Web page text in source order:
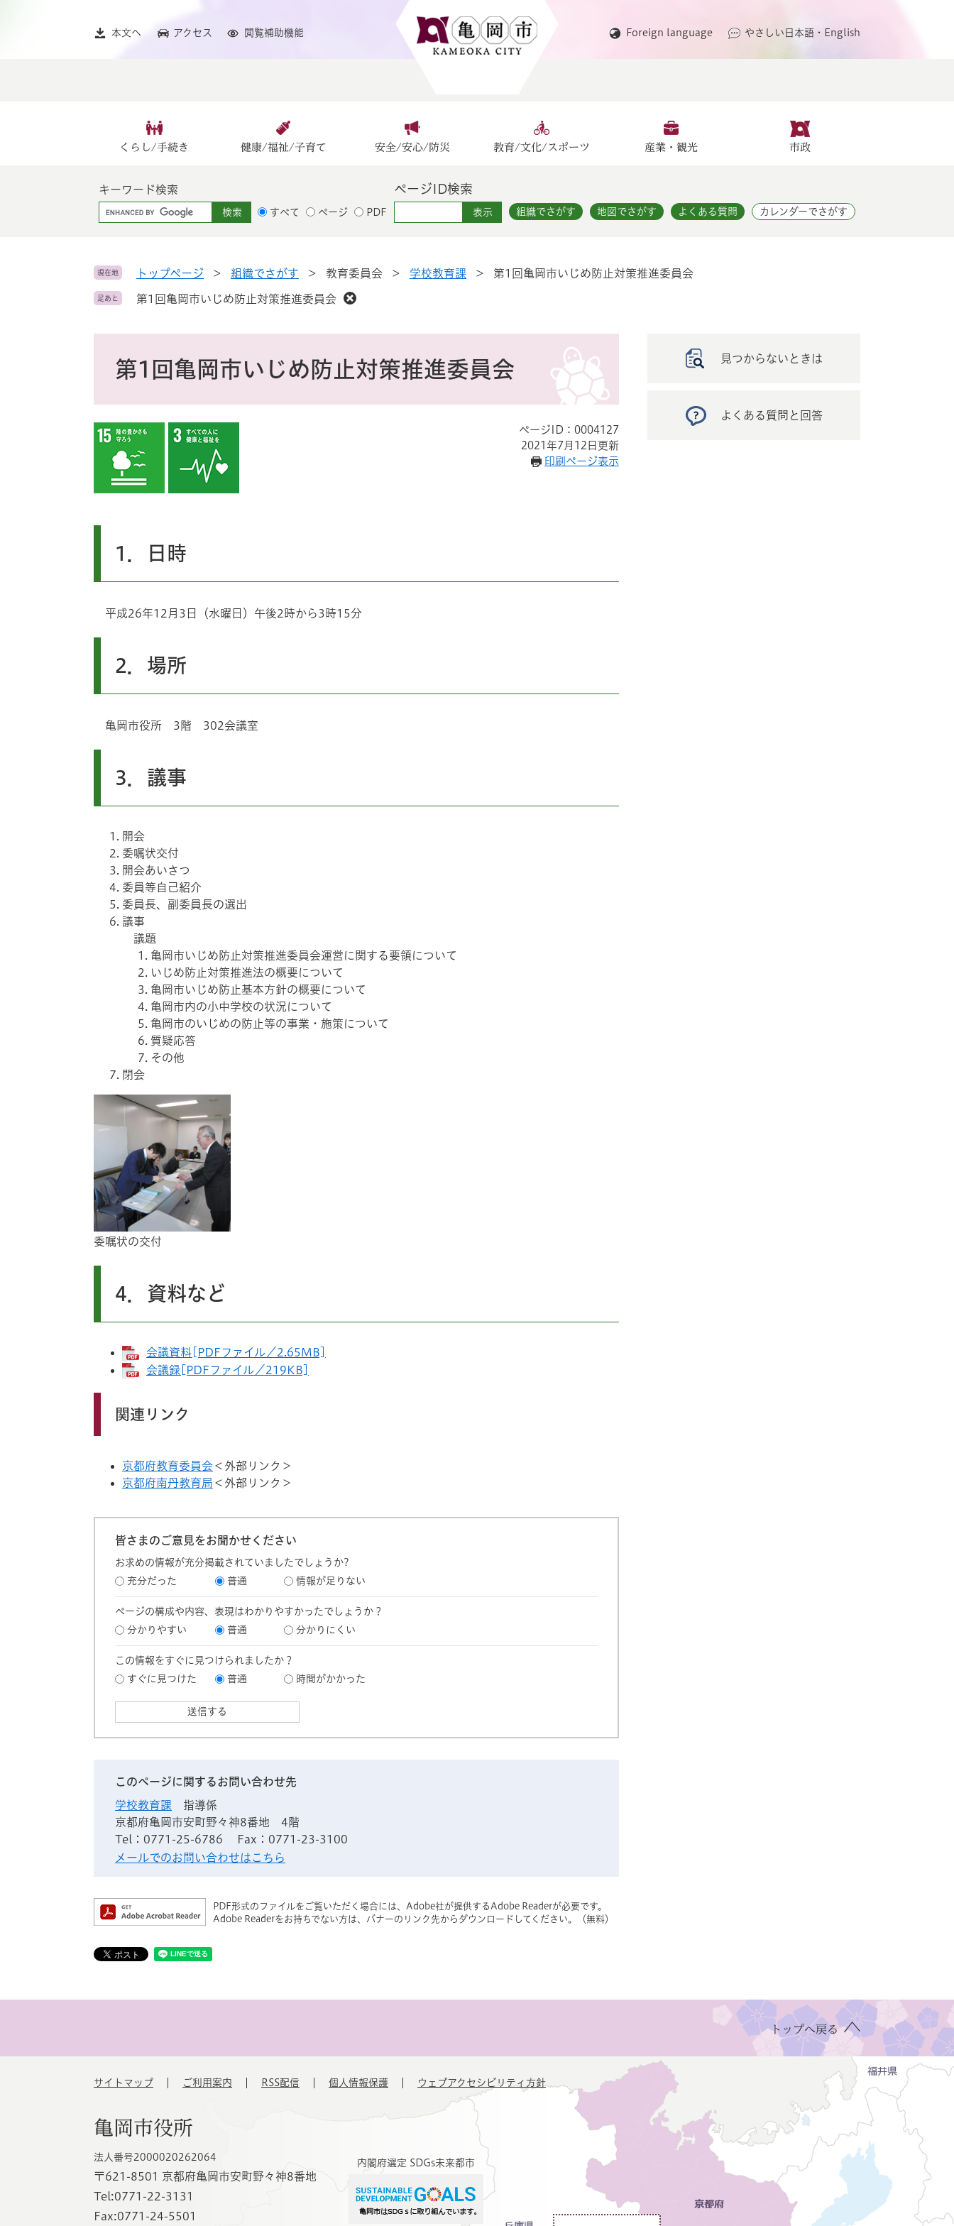
本文へ アクセス 閲覧補助機能 Foreign language やさしい日本語・English
くらし/手続き 健康/福祉/子育て 安全/安心/防災 教育/文化/スポーツ 産業・観光 市政
キーワード検索
G
o
l
カ
タ
すべて ページ PDF
ページID検索
組織でさがす 地図でさがす よくある質問 カレンダーでさがす
現在地 トップページ > 組織でさがす > 教育委員会 > 学校教育課 > 第1回亀岡市いじめ防止対策推進委員会
足あと 第1回亀岡市いじめ防止対策推進委員会
第1回亀岡市いじめ防止対策推進委員会
ページID：0004127
2021年7月12日更新
印刷ページ表示
1．日時
平成26年12月3日（水曜日）午後2時から3時15分
2．場所
亀岡市役所 3階 302会議室
3．議事
開会
委嘱状交付
開会あいさつ
委員等自己紹介
委員長、副委員長の選出
議事
議題
亀岡市いじめ防止対策推進委員会運営に関する要領について
いじめ防止対策推進法の概要について
亀岡市いじめ防止基本方針の概要について
亀岡市内の小中学校の状況について
亀岡市のいじめの防止等の事業・施策について
質疑応答
その他
閉会
​委嘱状の交付
4．資料など
会議資料[PDFファイル／2.65MB]
会議録[PDFファイル／219KB]
関連リンク
京都府教育委員会＜外部リンク＞
京都府南丹教育局 ＜外部リンク＞
皆さまのご意見をお聞かせください
お求めの情報が充分掲載されていましたでしょうか?
充分だった
普通 情報が足りない
ページの構成や内容、表現はわかりやすかったでしょうか？
分かりやすい
普通 分かりにくい
この情報をすぐに見つけられましたか？
すぐに見つけた
普通 時間がかかった
このページに関するお問い合わせ先
学校教育課
指導係
京都府亀岡市安町野々神8番地 4階
Tel：0771-25-6786
Fax：0771-23-3100
メールでのお問い合わせはこちら
PDF形式のファイルをご覧いただく場合には、Adobe社が提供するAdobe Readerが必要です。
Adobe Readerをお持ちでない方は、バナーのリンク先からダウンロードしてください。（無料）
見つからないときは
よくある質問と回答
トップへ戻る
サイトマップ ご利用案内 RSS配信 個人情報保護 ウェブアクセシビリティ方針
亀岡市役所
法人番号2000020262064
〒621-8501 京都府亀岡市安町野々神8番地
Tel:0771-22-3131
Fax:0771-24-5501
内閣府選定 SDGs未来都市